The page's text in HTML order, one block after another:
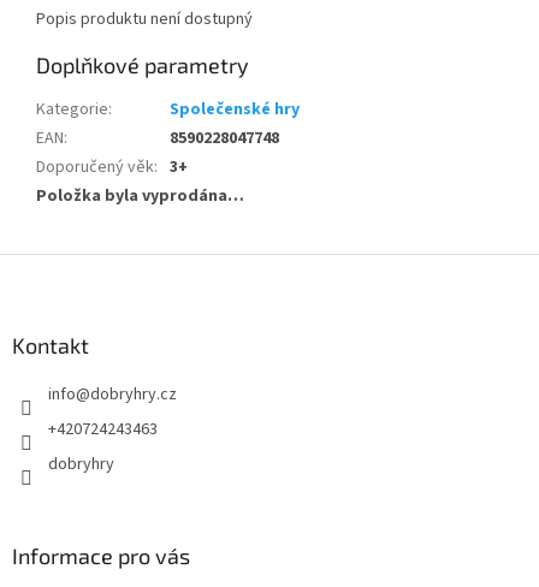
Popis produktu není dostupný
Doplňkové parametry
Kategorie:
Společenské hry
EAN:
8590228047748
Doporučený věk: 3+
Položka byla vyprodána…
Kontakt
info@dobryhry.cz
+420724243463
dobryhry
Informace pro vás